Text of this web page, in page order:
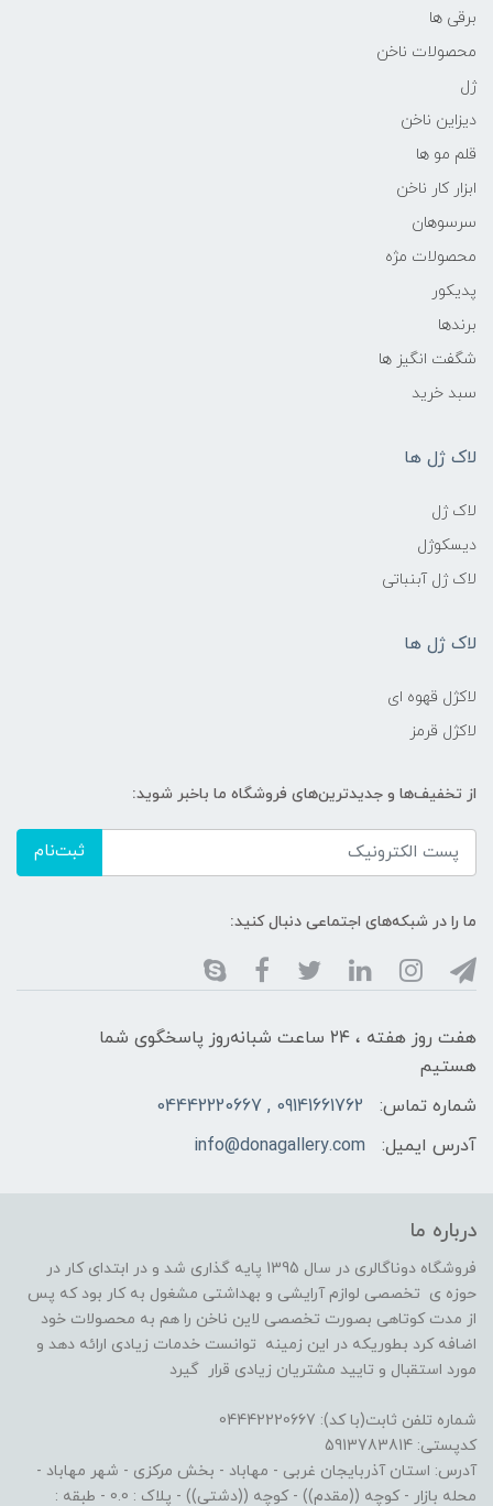
برقی ها
محصولات ناخن
ژل
دیزاین ناخن
قلم مو ها
ابزار کار ناخن
سرسوهان
محصولات مژه
پدیکور
برندها
شگفت انگیز ها
سبد خرید
لاک ژل ها
لاک ژل
دیسکوژل
لاک ژل آبنباتی
لاک ژل ها
لاکژل قهوه ای
لاکژل قرمز
از تخفیف‌ها و جدیدترین‌های فروشگاه ما باخبر شوید:
ثبت‌نام
ما را در شبکه‌های اجتماعی دنبال کنید:
هفت روز هفته ، ۲۴ ساعت شبانه‌روز پاسخگوی شما
هستیم
شماره تماس:
09141661762 , 04442220667
آدرس ایمیل:
info@donagallery.com
درباره ما
فروشگاه دوناگالری در سال 1395 پایه گذاری شد و در ابتدای کار در
حوزه ی تخصصی لوازم آرایشی و بهداشتی مشغول به کار بود که پس
از مدت کوتاهی بصورت تخصصی لاین ناخن را هم به محصولات خود
اضافه کرد بطوریکه در این زمینه توانست خدمات زیادی ارائه دهد و
مورد استقبال و تایید مشتریان زیادی قرار گیرد
شماره تلفن ثابت(با کد): 04442220667
کدپستی: 5913783814
آدرس: استان آذربایجان غربی - مهاباد - بخش مرکزی - شهر مهاباد -
محله بازار - کوچه ((مقدم)) - کوچه ((دشتی)) - پلاک : 0.0 - طبقه :